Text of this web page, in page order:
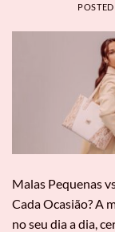
Malas Pequenas
Cada Ocasião? A
no seu dia a dia,